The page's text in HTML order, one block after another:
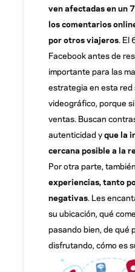
ven afectadas en un
los comentarios
por otros viajeros. El
Facebook antes de
importante para las
estrategia en esta red
videográfico, porque
ventas. Buscan
autenticidad yque la
cercana posible a la
Por otra parte, también
experiencias,tanto
negativas. Les
su ubicación, qué
pasando bien, de qué
disfrutando, cómo es